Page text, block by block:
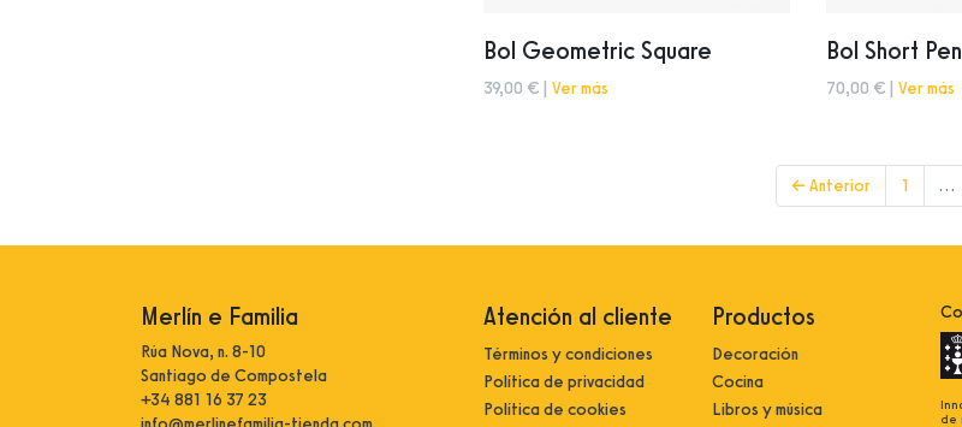
Bol Geometric Square
39,00 € | Ver más
Bol Short
70,00 € | Ver más
← Anterior 1 …
Merlín e Familia
Rúa Nova, n. 8-10
Santiago de Compostela
+34 881 16 37 23
Atención al cliente
Términos y condiciones
Política de privacidad
Política de cookies
Productos
Decoración
Cocina
Libros y música
de